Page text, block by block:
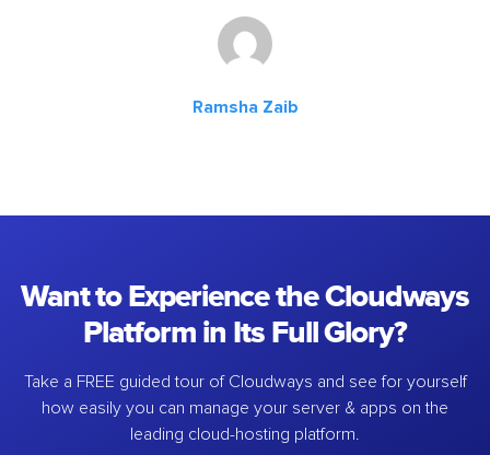
Ramsha Zaib
Want to Experience the Cloudways
Platform in Its Full Glory?
Take a FREE guided tour of Cloudways and see for yourself
how easily you can manage your server & apps on the
leading cloud-hosting platform.